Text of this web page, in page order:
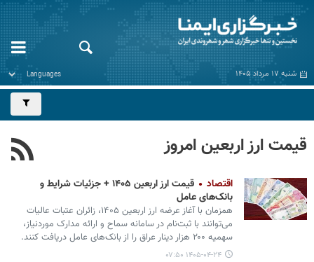
شنبه ۱۷ مرداد ۱۴۰۵
قیمت ارز اربعین امروز
اقتصاد
قیمت ارز اربعین ۱۴۰۵ + جزئیات شرایط و
بانک‌های عامل
همزمان با آغاز عرضه ارز اربعین ۱۴۰۵، زائران عتبات عالیات
می‌توانند با ثبت‌نام در سامانه سماح و ارائه مدارک موردنیاز،
سهمیه ۲۰۰ هزار دینار عراق را از بانک‌های عامل دریافت کنند.
۱۴۰۵-۰۴-۲۴ ۰۷:۵۰